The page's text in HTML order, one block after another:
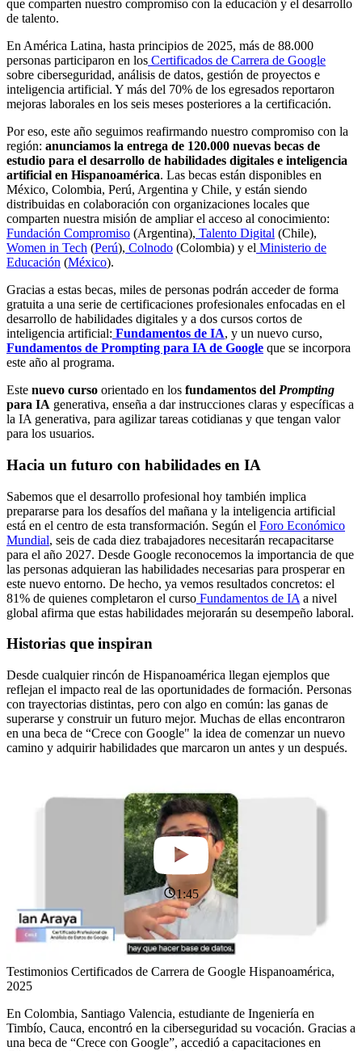
que comparten nuestro compromiso con la educación y el desarrollo
de talento.
En América Latina, hasta principios de 2025, más de 88.000
personas participaron en los Certificados de Carrera de Google
sobre ciberseguridad, análisis de datos, gestión de proyectos e
inteligencia artificial. Y más del 70% de los egresados reportaron
mejoras laborales en los seis meses posteriores a la certificación.
Por eso, este año seguimos reafirmando nuestro compromiso con la
región: anunciamos la entrega de 120.000 nuevas becas de
estudio para el desarrollo de habilidades digitales e inteligencia
artificial en Hispanoamérica. Las becas están disponibles en
México, Colombia, Perú, Argentina y Chile, y están siendo
distribuidas en colaboración con organizaciones locales que
comparten nuestra misión de ampliar el acceso al conocimiento:
Fundación Compromiso (Argentina), Talento Digital (Chile),
Women in Tech (Perú), Colnodo (Colombia) y el Ministerio de
Educación (México).
Gracias a estas becas, miles de personas podrán acceder de forma
gratuita a una serie de certificaciones profesionales enfocadas en el
desarrollo de habilidades digitales y a dos cursos cortos de
inteligencia artificial: Fundamentos de IA, y un nuevo curso,
Fundamentos de Prompting para IA de Google que se incorpora
este año al programa.
Este nuevo curso orientado en los fundamentos del Prompting
para IA generativa, enseña a dar instrucciones claras y específicas a
la IA generativa, para agilizar tareas cotidianas y que tengan valor
para los usuarios.
Hacia un futuro con habilidades en IA
Sabemos que el desarrollo profesional hoy también implica
prepararse para los desafíos del mañana y la inteligencia artificial
está en el centro de esta transformación. Según el Foro Económico
Mundial, seis de cada diez trabajadores necesitarán recapacitarse
para el año 2027. Desde Google reconocemos la importancia de que
las personas adquieran las habilidades necesarias para prosperar en
este nuevo entorno. De hecho, ya vemos resultados concretos: el
81% de quienes completaron el curso Fundamentos de IA a nivel
global afirma que estas habilidades mejorarán su desempeño laboral.
Historias que inspiran
Desde cualquier rincón de Hispanoamérica llegan ejemplos que
reflejan el impacto real de las oportunidades de formación. Personas
con trayectorias distintas, pero con algo en común: las ganas de
superarse y construir un futuro mejor. Muchas de ellas encontraron
en una beca de “Crece con Google" la idea de comenzar un nuevo
camino y adquirir habilidades que marcaron un antes y un después.
1:45
Testimonios Certificados de Carrera de Google Hispanoamérica,
2025
En Colombia, Santiago Valencia, estudiante de Ingeniería en
Timbío, Cauca, encontró en la ciberseguridad su vocación. Gracias a
una beca de “Crece con Google”, accedió a capacitaciones en